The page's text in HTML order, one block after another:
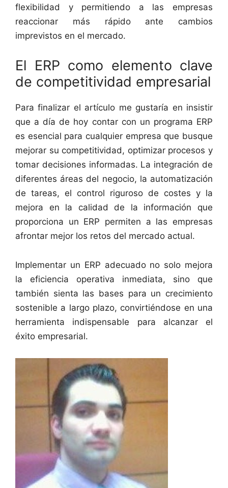
flexibilidad y permitiendo a las empresas
reaccionar más rápido ante cambios
imprevistos en el mercado.
El ERP como elemento clave
de competitividad empresarial
Para finalizar el artículo me gustaría en insistir
que a día de hoy contar con un programa ERP
es esencial para cualquier empresa que busque
mejorar su competitividad, optimizar procesos y
tomar decisiones informadas. La integración de
diferentes áreas del negocio, la automatización
de tareas, el control riguroso de costes y la
mejora en la calidad de la información que
proporciona un ERP permiten a las empresas
afrontar mejor los retos del mercado actual.
Implementar un ERP adecuado no solo mejora
la eficiencia operativa inmediata, sino que
también sienta las bases para un crecimiento
sostenible a largo plazo, convirtiéndose en una
herramienta indispensable para alcanzar el
éxito empresarial.